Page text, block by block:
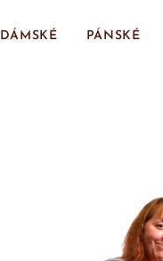
DÁMSKÉ PÁNSKÉ